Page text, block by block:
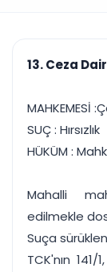
Tek
Tüm
13. Ceza
MAHKEMESİ
SUÇ : Hırsızlık
HÜKÜM :
Mahalli
edilmekle
Suça
TCK'nın